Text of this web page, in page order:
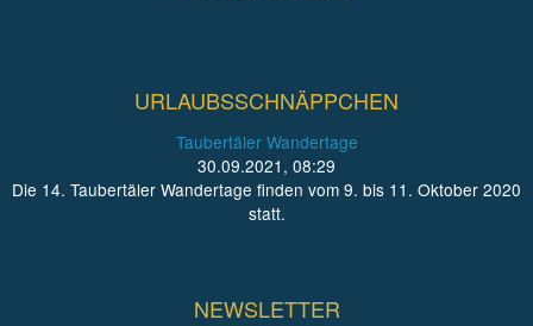
URLAUBSSCHNÄPPCHEN
Taubertäler Wandertage
30.09.2021, 08:29
Die 14. Taubertäler Wandertage finden vom 9. bis 11. Oktober 2020
statt.
NEWSLETTER